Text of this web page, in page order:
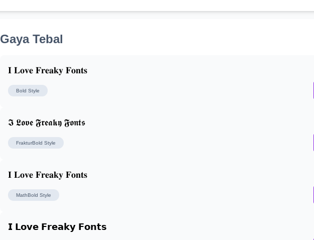
Gaya Tebal
𝐈 𝐋𝐨𝐯𝐞 𝐅𝐫𝐞𝐚𝐤𝐲 𝐅𝐨𝐧𝐭𝐬
Bold Style
𝕴 𝕷𝖔𝖛𝖊 𝕱𝖗𝖊𝖆𝖐𝖞 𝕱𝖔𝖓𝖙𝖘
FrakturBold Style
𝐈 𝐋𝐨𝐯𝐞 𝐅𝐫𝐞𝐚𝐤𝐲 𝐅𝐨𝐧𝐭𝐬
MathBold Style
𝗜 𝗟𝗼𝘃𝗲 𝗙𝗿𝗲𝗮𝗸𝘆 𝗙𝗼𝗻𝘁𝘀